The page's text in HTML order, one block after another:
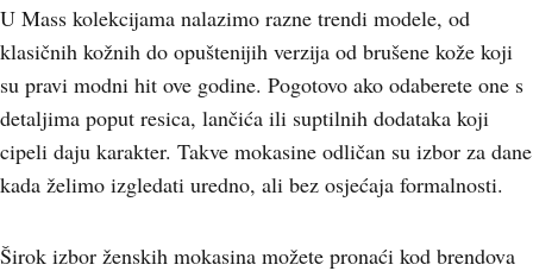
U Mass kolekcijama nalazimo razne trendi modele, od
klasičnih kožnih do opuštenijih verzija od brušene kože koji
su pravi modni hit ove godine. Pogotovo ako odaberete one s
detaljima poput resica, lančića ili suptilnih dodataka koji
cipeli daju karakter. Takve mokasine odličan su izbor za dane
kada želimo izgledati uredno, ali bez osjećaja formalnosti.
Širok izbor ženskih mokasina možete pronaći kod brendova